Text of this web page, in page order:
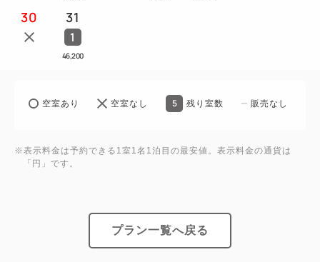
・東京駅より JR中央線にて約20分
・品川駅より JR山手線にて約20分
・全国の藤田観光グループ施設をご利用で、ステージ
設にてご利用いただけます。
・1,100ポイント以上から1,000円分の各種電子マネ
30 31
1
46,200
空室あり 空室なし 5 残り室数 販売なし
※表示料金は予約できる1室1名1泊目の最安値。表示料金の通貨は
「円」です。
プラン一覧へ戻る